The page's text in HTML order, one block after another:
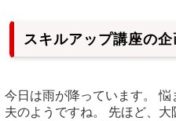
スキルアップ講座の企
今日は雨が降っています。
夫のようですね。 先ほど、